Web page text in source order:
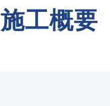
施工概要